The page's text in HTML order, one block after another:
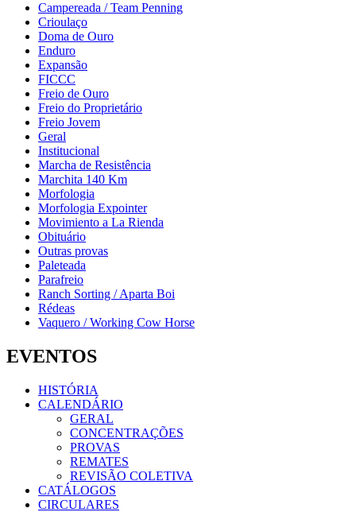
Campereada / Team Penning
Crioulaço
Doma de Ouro
Enduro
Expansão
FICCC
Freio de Ouro
Freio do Proprietário
Freio Jovem
Geral
Institucional
Marcha de Resistência
Marchita 140 Km
Morfologia
Morfologia Expointer
Movimiento a La Rienda
Obituário
Outras provas
Paleteada
Parafreio
Ranch Sorting / Aparta Boi
Rédeas
Vaquero / Working Cow Horse
EVENTOS
HISTÓRIA
CALENDÁRIO
GERAL
CONCENTRAÇÕES
PROVAS
REMATES
REVISÃO COLETIVA
CATÁLOGOS
CIRCULARES